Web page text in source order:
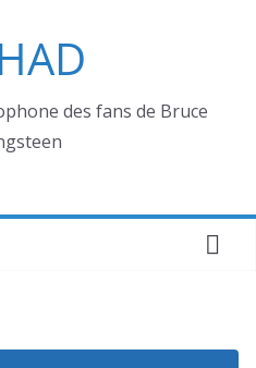
des fans de Bruce